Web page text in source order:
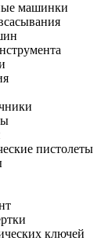
машинки
пистолеты
ключей